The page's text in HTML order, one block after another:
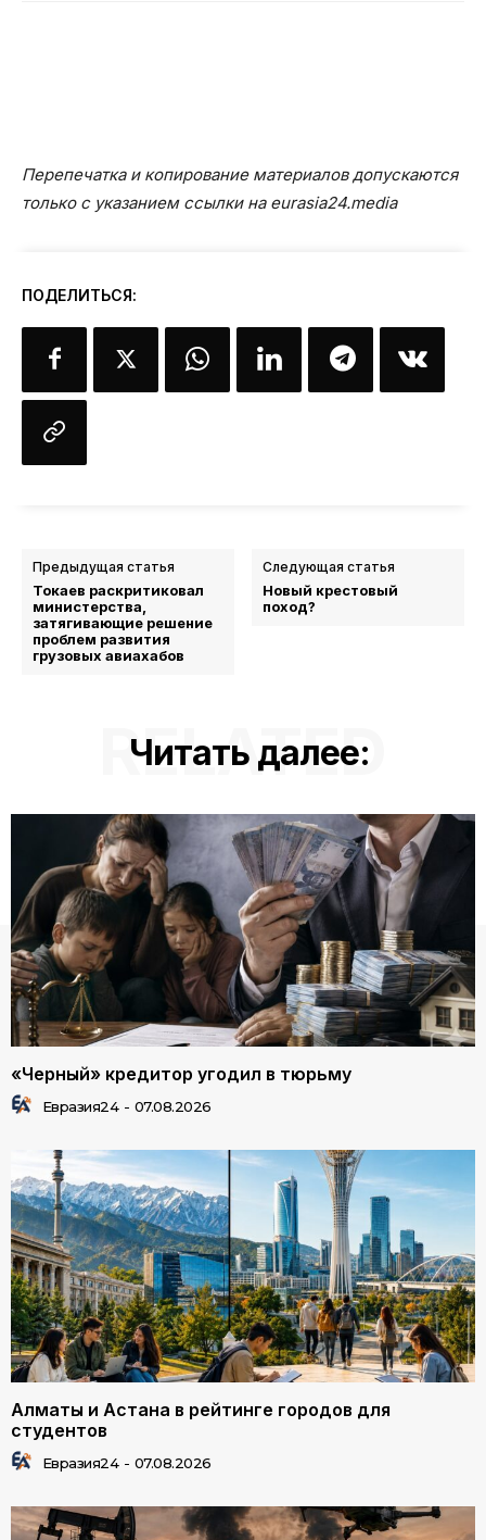
Перепечатка и копирование материалов допускаются
только с указанием ссылки на eurasia24.media
ПОДЕЛИТЬСЯ:
Предыдущая статья
Токаев раскритиковал
министерства,
затягивающие решение
проблем развития
грузовых авиахабов
Следующая статья
Новый крестовый
поход?
Читать далее:
RELATED
«Черный» кредитор угодил в тюрьму
Евразия24 - 07.08.2026
Алматы и Астана в рейтинге городов для
студентов
Евразия24 - 07.08.2026